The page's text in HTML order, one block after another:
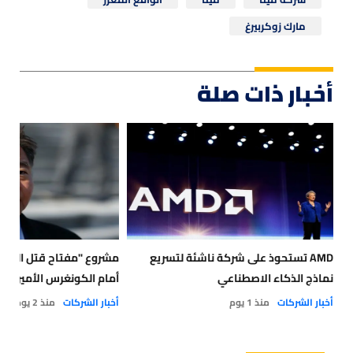
مارك زوكربيرغ
أخبار ذات صلة
AMD تستحوذ على شركة ناشئة لتسريع
نماذج الذكاء الاصطناعي
أخبار الشركات منذ 1 يوم
مشروع "مفتاح قتل
أمام الكونغرس الأميركي
أخبار الشركات منذ 2 يوم